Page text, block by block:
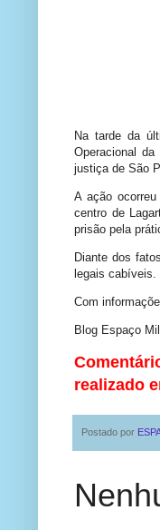
Na tarde da
Operacional
justiça de São
A ação
centro de
prisão pela
Diante dos
legais cabíveis.
Com
Blog Espaço
realizado
Postado por